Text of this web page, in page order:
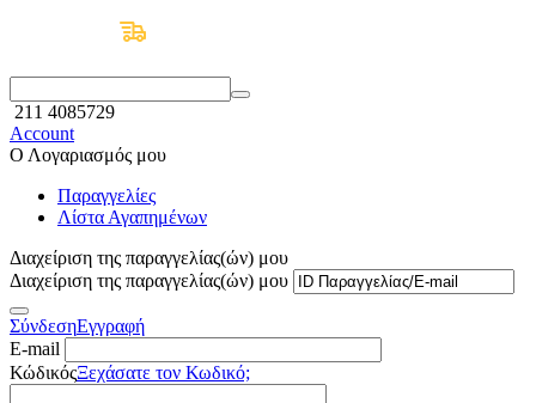
211 4085729
Account
Ο Λογαριασμός μου
Παραγγελίες
Λίστα Αγαπημένων
Διαχείριση της παραγγελίας(ών) μου
Διαχείριση της παραγγελίας(ών) μου
ΣύνδεσηΕγγραφή
E-mail
ΚώδικόςΞεχάσατε τον Κωδικό;